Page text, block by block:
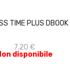
TIME PLUS DBOOK
7,20 €
disponibile